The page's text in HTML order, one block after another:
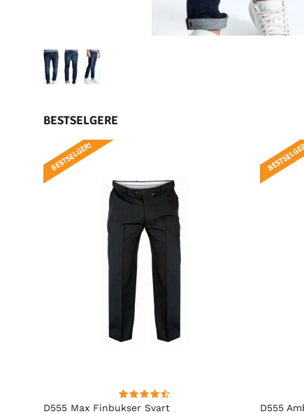
BESTSELGERE
D555 Max Finbukser Svart
BESTSELGER!
D555